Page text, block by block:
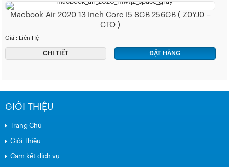
Macbook Air 2020 13 Inch Core I5 8GB 256GB ( Z0YJ0 –
CTO )
Giá : Liên Hệ
CHI TIẾT ĐẶT HÀNG
GIỚI THIỆU
Trang Chủ
Giới Thiệu
Cam kết dịch vụ